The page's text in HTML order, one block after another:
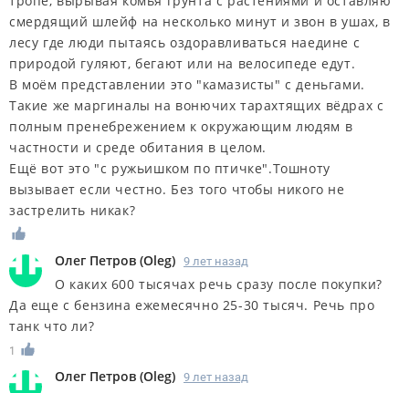
смердящий шлейф на несколько минут и звон в ушах, в
лесу где люди пытаясь оздоравливаться наедине с
природой гуляют, бегают или на велосипеде едут.
В моём представлении это "камазисты" с деньгами.
Такие же маргиналы на вонючих тарахтящих вёдрах с
полным пренебрежением к окружающим людям в
частности и среде обитания в целом.
Ещё вот это "с ружьишком по птичке".Тошноту
вызывает если честно. Без того чтобы никого не
застрелить никак?
Олег Петров (Oleg) 9 лет назад
О каких 600 тысячах речь сразу после покупки?
Да еще с бензина ежемесячно 25-30 тысяч. Речь про
танк что ли?
1
Олег Петров (Oleg) 9 лет назад